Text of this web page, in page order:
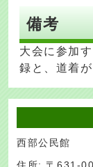
備考
大会に参加
録と、道着が
西部公民館